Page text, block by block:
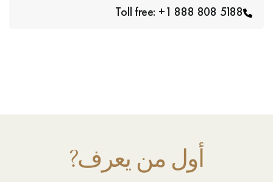
Toll free: +1 888 808 5188
أول من يعرف?